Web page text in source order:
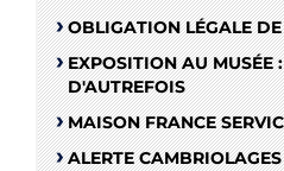
OBLIGATION LÉGALE
EXPOSITION AU MUSÉE
D'AUTREFOIS
MAISON FRANCE
ALERTE CAMBRIOLAGES